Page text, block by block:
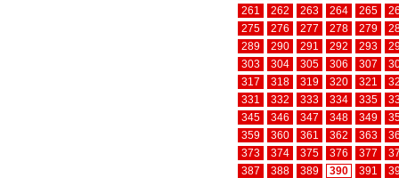
261
262 263 264 265
275
276 277 278 279
289
290 291 292 293
303
304 305 306 307
317
318 319 320 321
331
332 333 334 335
345
346 347 348 349
359
360 361 362 363
373
374 375 376 377
387
388 389 390 391